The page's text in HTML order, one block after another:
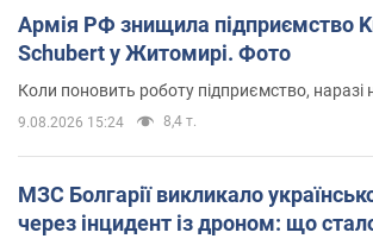
Армія РФ знищила підприємство
Schubert у Житомирі. Фото
Коли поновить роботу підприємство, наразі
9.08.2026 15:24 8,4 т.
МЗС Болгарії викликало
через інцидент із дроном: що